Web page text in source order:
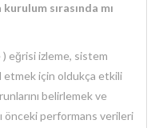
sırasında mı
) eğrisi izleme, sistem
etmek için oldukça etkili
belirlemek ve
önceki performans verileri